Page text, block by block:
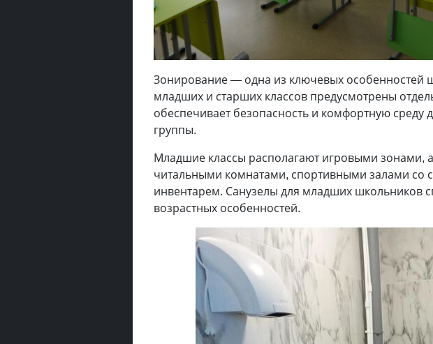
Зонирование — одна из ключевых особенностей
младших и старших классов предусмотрены
обеспечивает безопасность и комфортную среду
группы.
Младшие классы располагают игровыми зонами,
читальными комнатами, спортивными залами со
инвентарем. Санузелы для младших школьников
возрастных особенностей.